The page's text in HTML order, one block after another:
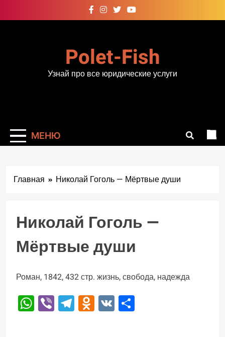
к
Polet-Fish
Узнай про все юридические услуги
МЕНЮ
Главная Николай Гоголь — Мёртвые души
Николай Гоголь —
Мёртвые души
Роман, 1842, 432 стр. жизнь, свобода, надежда
WhatsApp
ViberTelegram
Odnoklassniki
VK